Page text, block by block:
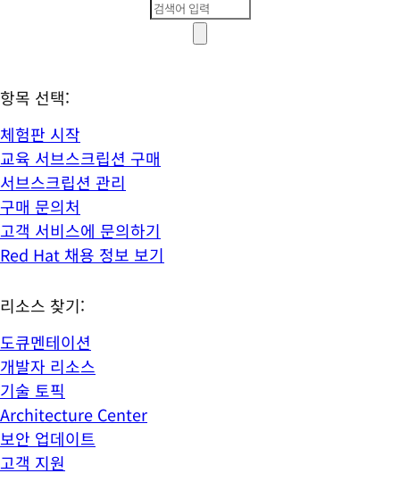
항목 선택:
체험판 시작
교육 서브스크립션 구매
서브스크립션 관리
구매 문의처
고객 서비스에 문의하기
Red Hat 채용 정보 보기
리소스 찾기:
도큐멘테이션
개발자 리소스
기술 토픽
Architecture Center
보안 업데이트
고객 지원